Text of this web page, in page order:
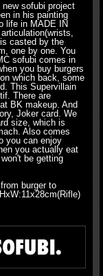
sofubi project
in his painting
life in MADE IN
casted by the
one by one. You
sofubi comes in
you buy burgers
which back, some
This Supervillain
There are
BK makeup. And
Joker card. We
size, which is
Also comes
you can enjoy
you actually eat
be getting
burger to